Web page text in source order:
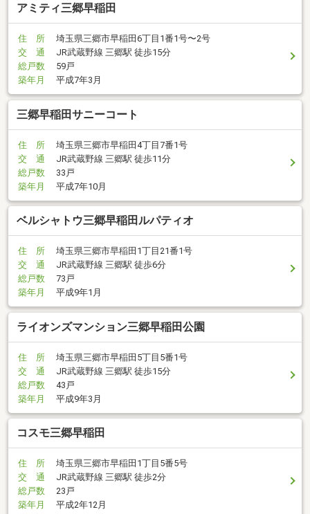
アミティ三郷早稲田
住 所
埼玉県三郷市早稲田6丁目1番1号〜2号
交 通
JR武蔵野線 三郷駅 徒歩15分
総戸数
59戸
築年月
平成7年3月
三郷早稲田サニーコート
住 所
埼玉県三郷市早稲田4丁目7番1号
交 通
JR武蔵野線 三郷駅 徒歩11分
総戸数
33戸
築年月
平成7年10月
ベルシャトウ三郷早稲田ルパティオ
住 所
埼玉県三郷市早稲田1丁目21番1号
交 通
JR武蔵野線 三郷駅 徒歩6分
総戸数
73戸
築年月
平成9年1月
ライオンズマンション三郷早稲田公園
住 所
埼玉県三郷市早稲田5丁目5番1号
交 通
JR武蔵野線 三郷駅 徒歩15分
総戸数
43戸
築年月
平成9年3月
コスモ三郷早稲田
住 所
埼玉県三郷市早稲田1丁目5番5号
交 通
JR武蔵野線 三郷駅 徒歩2分
総戸数
23戸
築年月
平成2年12月